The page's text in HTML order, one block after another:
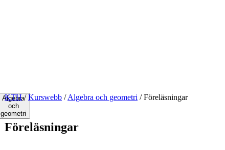
Algebra
och
geometri
KTH / Kurswebb / Algebra och geometri /Föreläsningar
Föreläsningar